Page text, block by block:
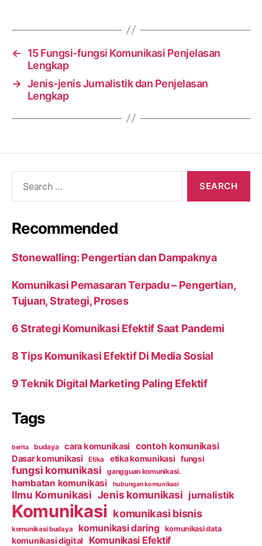
←
15 Fungsi-fungsi Komunikasi Penjelasan
Lengkap
→ Jenis-jenis Jurnalistik dan Penjelasan
Lengkap
Recommended
Stonewalling: Pengertian dan Dampaknya
Komunikasi Pemasaran Terpadu – Pengertian,
Tujuan, Strategi, Proses
6 Strategi Komunikasi Efektif Saat Pandemi
8 Tips Komunikasi Efektif Di Media Sosial
9 Teknik Digital Marketing Paling Efektif
Tags
berita budaya cara komunikasi contoh komunikasi
Dasar komunikasi Etika etika komunikasi fungsi
fungsi komunikasi gangguan komunikasi.
hambatan komunikasi hubungan komunikasi
Ilmu Komunikasi Jenis komunikasi jurnalistik
Komunikasi komunikasi bisnis
komunikasi budaya komunikasi daring komunikasi data
komunikasi digital Komunikasi Efektif